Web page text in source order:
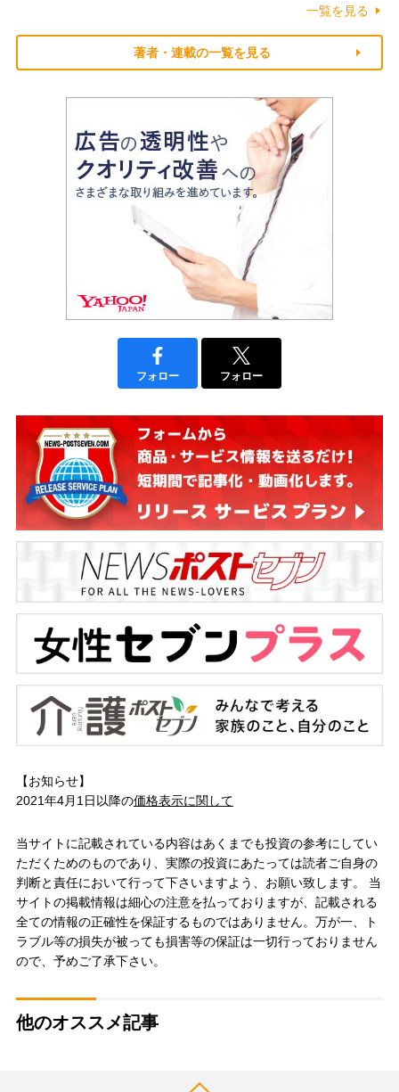
一覧を見る
著者・連載の一覧を見る
フォロー フォロー
【お知らせ】
2021年4月1日以降の価格表示に関して
当サイトに記載されている内容はあくまでも投資の参考にしてい
ただくためのものであり、実際の投資にあたっては読者ご自身の
判断と責任において行って下さいますよう、お願い致します。 当
サイトの掲載情報は細心の注意を払っておりますが、記載される
全ての情報の正確性を保証するものではありません。万が一、ト
ラブル等の損失が被っても損害等の保証は一切行っておりません
ので、予めご了承下さい。
他のオススメ記事